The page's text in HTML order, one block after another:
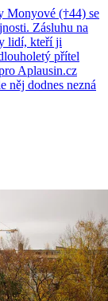
Monyové (†44) se
Zásluhu na
lidí, kteří ji
přítel
Aplausin.cz
něj dodnes nezná